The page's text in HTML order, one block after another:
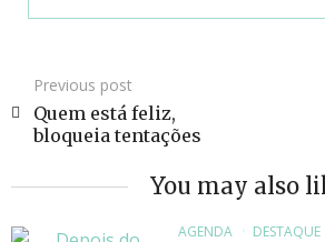
Previous post
Quem está feliz,
bloqueia tentações
You may also
AGENDA DESTAQUE